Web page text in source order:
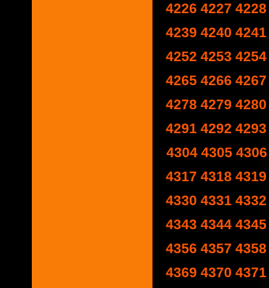
4226 4227 4228
4239 4240 4241
4252 4253 4254
4265 4266 4267
4278 4279 4280
4291 4292 4293
4304 4305 4306
4317 4318 4319
4330 4331 4332
4343 4344 4345
4356 4357 4358
4369 4370 4371